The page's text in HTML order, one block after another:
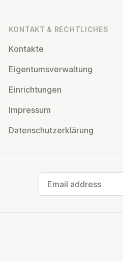
KONTAKT & RECHT­LICHES
Kontakte
Ei­gentums­ver­wal­tung
Ein­rich­tun­gen
Impressum
Datens­chutzerklärung